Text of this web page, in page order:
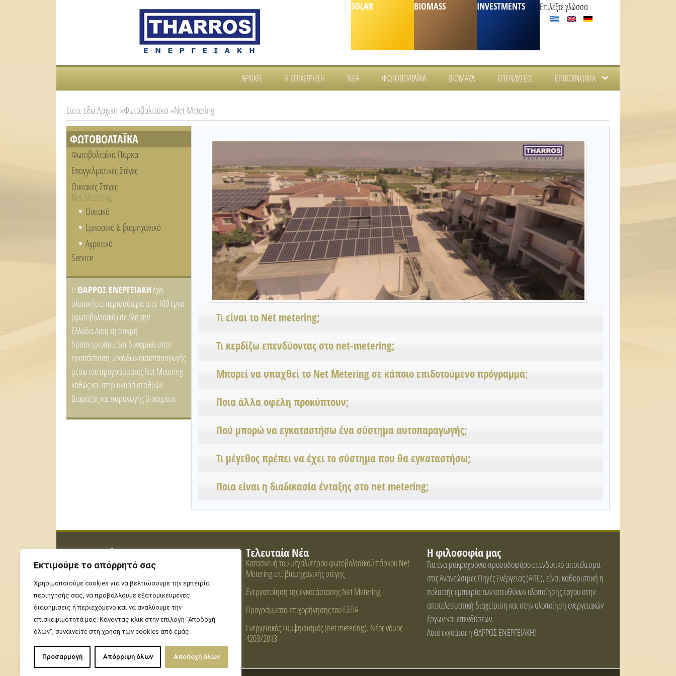
Εκτιμούμε το απόρρητό σας
Χρησιμοποιούμε cookies για να βελτιώσουμε την εμπειρία
περιήγησής σας, να προβάλλουμε εξατομικευμένες
διαφημίσεις ή περιεχόμενο και να αναλύουμε την
επισκεψιμότητά μας. Κάνοντας κλικ στην επιλογή "Αποδοχή
όλων", συναινείτε στη χρήση των cookies από εμάς.
Προσαρμογή Απόρριψη όλων Αποδοχή όλων
SOLAR BIOMASS INVESTMENTS Επιλέξτε γλώσσα
ΑΡΧΙΚΉ Η ΕΠΙΧΕΊΡΗΣΗ ΝΈΑ ΦΩΤΟΒΟΛΤΑΪΚΆ ΒΙΟΜΆΖΑ ΕΠΕΝΔΎΣΕΙΣ ΕΠΙΚΟΙΝΩΝΊΑ
Είστε εδώ:Αρχική »Φωτοβολταϊκά »Net Metering
ΦΩΤΟΒΟΛΤΑΪΚΑ
Φωτοβολταϊκά Πάρκα
Επαγγελματικές Στέγες
Οικιακές Στέγες
Net Metering
Οικιακό
Εμπορικό & βιομηχανικό
Αγροτικό
Service
HΘΑΡΡΟΣ ΕΝΕΡΓΕΙΑΚΗ έχει
υλοποιήσει περισσότερα από 100 έργα
(φωτοβολταϊκά) σε όλη την
Ελλάδα.Αυτή τη στιγμή
δραστηριοποιείται δυναμικά στην
εγκατάσταση μονάδων αυτοπαραγωγής
μέσω του προγράμματος Net Metering
καθώς και στην αγορά σταθμών
βιομάζας και παραγωγής βιοαερίου.
Τι είναι το Net metering;
Τι κερδίζω επενδύοντας στο net-metering;
Μπορεί να υπαχθεί το Net Metering σε κάποιο επιδοτούμενο πρόγραμμα;
Ποια άλλα οφέλη προκύπτουν;
Πού μπορώ να εγκαταστήσω ένα σύστημα αυτοπαραγωγής;
Τι μέγεθος πρέπει να έχει το σύστημα που θα εγκαταστήσω;
Ποια είναι η διαδικασία ένταξης στο net metering;
Επικοινωνία
Ηρ. Πολυτεχνείου 40
41335, Λάρισα
Tel. +30 2410 669055
E-mail: info@tharros-solar.com
Τελευταία Νέα
Κατασκευή του μεγαλύτερου φωτοβολταϊκού πάρκου Net
Metering επί βιομηχανικής στέγης
Ενεργοποίηση της εγκατάστασης Net Metering
Προγράμματα επιχορήγησης του ΕΣΠΑ
Ενεργειακός Συμψηφισμός (net metering). Νέος νόμος
4203/2013
Η φιλοσοφία μας
Για ένα μακροχρόνιο προσοδοφόρο επενδυτικό αποτέλεσμα
στις Ανανεώσιμες Πηγές Ενέργειας (ΑΠΕ), είναι καθοριστική η
πολυετής εμπειρία των υπευθύνων υλοποίησης έργου στην
αποτελεσματική διαχείριση και στην υλοποίηση ενεργειακών
έργων και επενδύσεων.
Αυτό εγγυάται η ΘΑΡΡΟΣ ΕΝΕΡΓΕΙΑΚΗ!